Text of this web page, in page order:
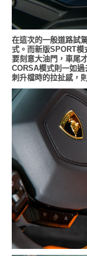
在這次的一般道路試
式。而新版SPORT
要刻意大油門，車尾
CORSA模式則一如
刺升檔時的拉扯感，